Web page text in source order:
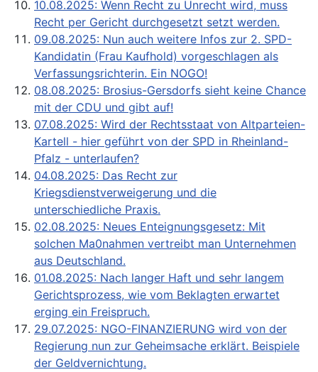
10.08.2025: Wenn Recht zu Unrecht wird, muss
Recht per Gericht durchgesetzt setzt werden.
09.08.2025: Nun auch weitere Infos zur 2. SPD-
Kandidatin (Frau Kaufhold) vorgeschlagen als
Verfassungsrichterin. Ein NOGO!
08.08.2025: Brosius-Gersdorfs sieht keine Chance
mit der CDU und gibt auf!
07.08.2025: Wird der Rechtsstaat von Altparteien-
Kartell - hier geführt von der SPD in Rheinland-
Pfalz - unterlaufen?
04.08.2025: Das Recht zur
Kriegsdienstverweigerung und die
unterschiedliche Praxis.
02.08.2025: Neues Enteignungsgesetz: Mit
solchen Ma0nahmen vertreibt man Unternehmen
aus Deutschland.
01.08.2025: Nach langer Haft und sehr langem
Gerichtsprozess, wie vom Beklagten erwartet
erging ein Freispruch.
29.07.2025: NGO-FINANZIERUNG wird von der
Regierung nun zur Geheimsache erklärt. Beispiele
der Geldvernichtung.